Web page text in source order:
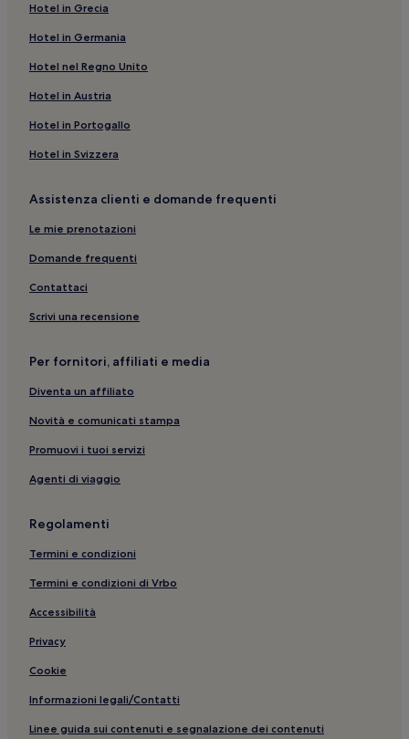
Hotel in Grecia
Hotel in Germania
Hotel nel Regno Unito
Hotel in Austria
Hotel in Portogallo
Hotel in Svizzera
Assistenza clienti e domande frequenti
Le mie prenotazioni
Domande frequenti
Contattaci
Scrivi una recensione
Per fornitori, affiliati e media
Diventa un affiliato
Novità e comunicati stampa
Promuovi i tuoi servizi
Agenti di viaggio
Regolamenti
Termini e condizioni
Termini e condizioni di Vrbo
Accessibilità
Privacy
Cookie
Informazioni legali/Contatti
Linee guida sui contenuti e segnalazione dei contenuti